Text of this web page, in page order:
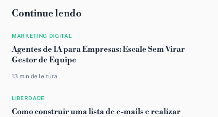
Continue lendo
MARKETING DIGITAL
Agentes de IA para Empresas: Escale Sem Virar
Gestor de Equipe
13 min de leitura
LIBERDADE
Como construir uma lista de e-mails e realizar